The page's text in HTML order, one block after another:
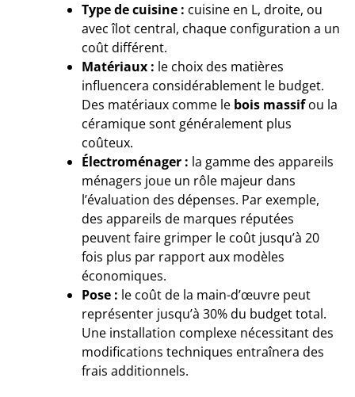
Type de cuisine : cuisine en L, droite, ou
avec îlot central, chaque configuration a un
coût différent.
Matériaux : le choix des matières
influencera considérablement le budget.
Des matériaux comme le bois massifou la
céramique sont généralement plus
coûteux.
Électroménager : la gamme des appareils
ménagers joue un rôle majeur dans
l’évaluation des dépenses. Par exemple,
des appareils de marques réputées
peuvent faire grimper le coût jusqu’à 20
fois plus par rapport aux modèles
économiques.
Pose : le coût de la main-d’œuvre peut
représenter jusqu’à 30% du budget total.
Une installation complexe nécessitant des
modifications techniques entraînera des
frais additionnels.